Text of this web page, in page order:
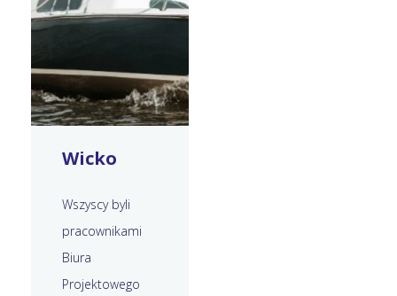
Wicko
Wszyscy byli
pracownikami
Biura
Projektowego